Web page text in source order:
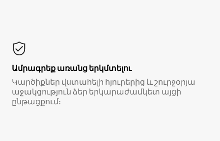
Ամրագրեք առանց երկմտելու
Կարծիքներ վստահելի հյուրերից և շուրջօրյա
աջակցություն ձեր երկարաժամկետ այցի
ընթացքում։